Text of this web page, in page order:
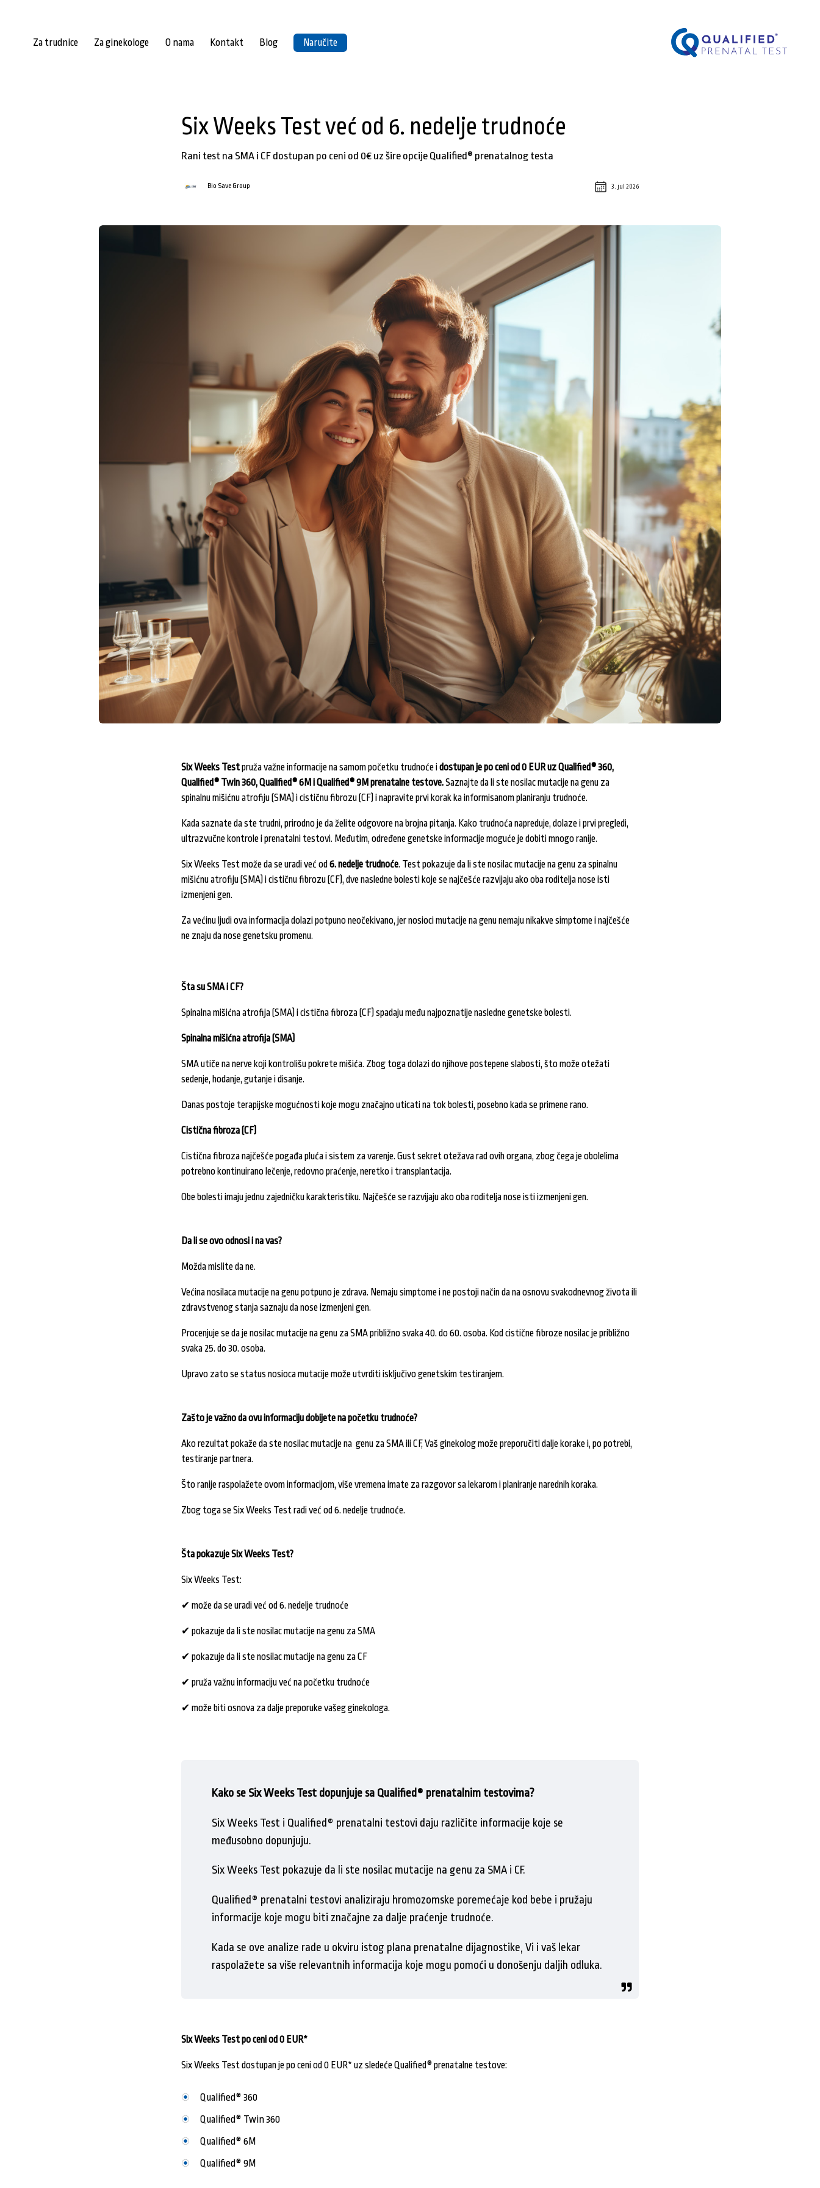
Za trudnice Za ginekologe O nama Kontakt Blog Naručite
Six Weeks Test već od 6. nedelje trudnoće
Rani test na SMA i CF dostupan po ceni od 0€ uz šire opcije Qualified® prenatalnog testa
Bio Save Group 3. jul 2026
Six Weeks Testpruža važne informacije na samom početku trudnoće idostupan je po ceni od 0 EUR uz Qualified® 360,
Qualified® Twin 360, Qualified® 6M i Qualified® 9M prenatalne testove.Saznajte da li ste nosilac mutacije na genu za
spinalnu mišićnu atrofiju (SMA) i cističnu fibrozu (CF) i napravite prvi korak ka informisanom planiranju trudnoće.
Kada saznate da ste trudni, prirodno je da želite odgovore na brojna pitanja. Kako trudnoća napreduje, dolaze i prvi pregledi,
ultrazvučne kontrole i prenatalni testovi. Međutim, određene genetske informacije moguće je dobiti mnogo ranije.
Six Weeks Test može da se uradi već od 6. nedelje trudnoće. Test pokazuje da li ste nosilac mutacije na genu za spinalnu
mišićnu atrofiju (SMA) i cističnu fibrozu (CF), dve nasledne bolesti koje se najčešće razvijaju ako oba roditelja nose isti
izmenjeni gen.
Za većinu ljudi ova informacija dolazi potpuno neočekivano, jer nosioci mutacije na genu nemaju nikakve simptome i najčešće
ne znaju da nose genetsku promenu.
Šta su SMA i CF?
Spinalna mišićna atrofija (SMA) i cistična fibroza (CF) spadaju među najpoznatije nasledne genetske bolesti.
Spinalna mišićna atrofija (SMA)
SMA utiče na nerve koji kontrolišu pokrete mišića. Zbog toga dolazi do njihove postepene slabosti, što može otežati
sedenje, hodanje, gutanje i disanje.
Danas postoje terapijske mogućnosti koje mogu značajno uticati na tok bolesti, posebno kada se primene rano.
Cistična fibroza (CF)
Cistična fibroza najčešće pogađa pluća i sistem za varenje. Gust sekret otežava rad ovih organa, zbog čega je obolelima
potrebno kontinuirano lečenje, redovno praćenje, neretko i transplantacija.
Obe bolesti imaju jednu zajedničku karakteristiku. Najčešće se razvijaju ako oba roditelja nose isti izmenjeni gen.
Da li se ovo odnosi i na vas?
Možda mislite da ne.
Većina nosilaca mutacije na genu potpuno je zdrava. Nemaju simptome i ne postoji način da na osnovu svakodnevnog života ili
zdravstvenog stanja saznaju da nose izmenjeni gen.
Procenjuje se da je nosilac mutacije na genu za SMA približno svaka 40. do 60. osoba. Kod cistične fibroze nosilac je približno
svaka 25. do 30. osoba.
Upravo zato se status nosioca mutacije može utvrditi isključivo genetskim testiranjem.
Zašto je važno da ovu informaciju dobijete na početku trudnoće?
Ako rezultat pokaže da ste nosilac mutacije na genu za SMA ili CF, Vaš ginekolog može preporučiti dalje korake i, po potrebi,
testiranje partnera.
Što ranije raspolažete ovom informacijom, više vremena imate za razgovor sa lekarom i planiranje narednih koraka.
Zbog toga se Six Weeks Test radi već od 6. nedelje trudnoće.
Šta pokazuje Six Weeks Test?
Six Weeks Test:
✔ može da se uradi već od 6. nedelje trudnoće
✔ pokazuje da li ste nosilac mutacije na genu za SMA
✔ pokazuje da li ste nosilac mutacije na genu za CF
✔ pruža važnu informaciju već na početku trudnoće
✔ može biti osnova za dalje preporuke vašeg ginekologa.
Kako se Six Weeks Test dopunjuje sa Qualified® prenatalnim testovima?
Six Weeks Test i Qualified® prenatalni testovi daju različite informacije koje se
međusobno dopunjuju.
Six Weeks Test pokazuje da li ste nosilac mutacije na genu za SMA i CF.
Qualified® prenatalni testovi analiziraju hromozomske poremećaje kod bebe i pružaju
informacije koje mogu biti značajne za dalje praćenje trudnoće.
Kada se ove analize rade u okviru istog plana prenatalne dijagnostike, Vi i vaš lekar
raspolažete sa više relevantnih informacija koje mogu pomoći u donošenju daljih odluka.
Six Weeks Test po ceni od 0 EUR*
Six Weeks Test dostupan je po ceni od 0 EUR* uz sledeće Qualified® prenatalne testove:
Qualified® 360
Qualified® Twin 360
Qualified® 6M
Qualified® 9M